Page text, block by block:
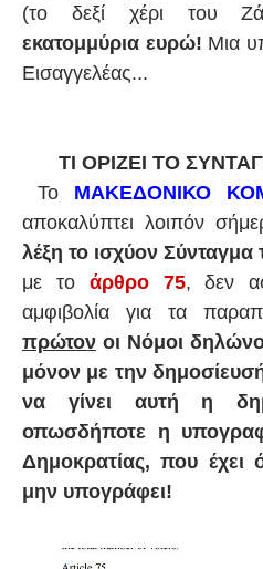
(το δεξί χέρι του
εκατομμύρια ευρώ! Μια
Εισαγγελέας...
ΤΙ ΟΡΙΖΕΙ ΤΟ
Το
ΜΑΚΕΔΟΝΙΚΟ
αποκαλύπτει λοιπόν
λέξη το ισχύον
με το άρθρο 75, δεν
αμφιβολία για τα
πρώτον οι Νόμοι
μόνον με την
να γίνει αυτή η
οπωσδήποτε η
Δημοκρατίας, που έχει
μην υπογράφει!